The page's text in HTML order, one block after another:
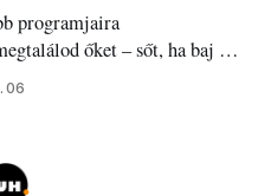
programjaira
őket – sőt, ha baj van
is!
06